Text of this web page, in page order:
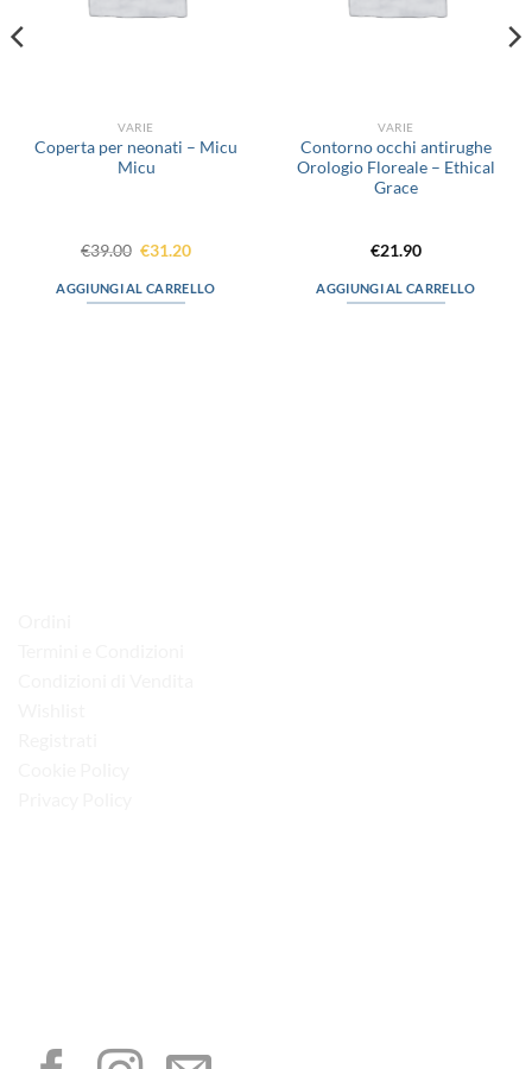
VARIE
Coperta per neonati – Micu
Micu
€39.00 Il
originale
era:
€31.20Il
attuale
è:
AGGIUNGI AL CARRELLO
VARIE
Contorno occhi antirughe
Orologio Floreale – Ethical
Grace
€21.90
AGGIUNGI AL CARRELLO